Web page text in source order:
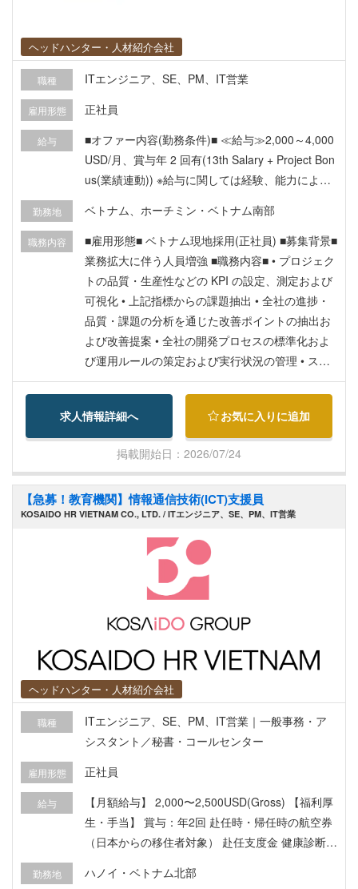
ヘッドハンター・人材紹介会社
職種 ITエンジニア、SE、PM、IT営業
雇用形態 正社員
給与
■オファー内容(勤務条件)■ ≪給与≫2,000～4,000
USD/月、賞与年 2 回有(13th Salary + Project Bon
us(業績連動)) ※給与に関しては経験、能力により
フレックス制度有、交通費支給なし、住宅手当支
給なし、残業代支給なし ・社会保険・健康保険・
失業保険、任意医療保険有(会社にて負担) ・昇給
制度：年 1 回のレビュー有 ・シニアスタッフ・リ
ーダースタッフ向け特別手当：有 ・誕生日会：四
半期で 1 回開催 ・社員旅行：会社の状況により変
更可能性があり ・チームビルディングイベント：
有(毎月) ・家族の冠婚葬祭時のケアプログラム：
有 ■その他■ ・試用期間:3 ヶ月(月収の 100％を支
給) ・面接回数:最大 2 回、面接形式:WEB ・勤務
時間:08:00～17:00(月～金) ・土日祝日、有給休暇
(年間 12 日間) ・企業側からの VISA/WP サポート
有(公証/領事認証、健康診断受診費用は自己負担)
・日本からのフライト代会社側支給
勤務地 ベトナム、ホーチミン・ベトナム南部
職務内容
■雇用形態■ ベトナム現地採用(正社員) ■募集背景■
業務拡大に伴う人員増強 ■職務内容■ • プロジェク
トの品質・生産性などの KPI の設定、測定および
可視化 • 上記指標からの課題抽出 • 全社の進捗・
品質・課題の分析を通じた改善ポイントの抽出お
よび改善提案 • 全社の開発プロセスの標準化およ
び運用ルールの策定および実行状況の管理 • ステ
ークホルダーとの調整・コミュニケーションの強
化 • QC/テスターの品質を引き上げる • 内部監
査・CSS などの実施・対策 • プロジェクト関連ド
キュメントの標準化（議事録、報告書、管理資料
等のテンプレート作成・管理を含む）
求人情報詳細へ お気に入りに追加
掲載開始日：2026/07/24
【急募！教育機関】情報通信技術(ICT)支援員
KOSAIDO HR VIETNAM CO., LTD. / ITエンジニア、SE、PM、IT営業
ヘッドハンター・人材紹介会社
職種
ITエンジニア、SE、PM、IT営業｜一般事務・ア
シスタント／秘書・コールセンター
雇用形態 正社員
給与
【月額給与】 2,000〜2,500USD(Gross) 【福利厚
生・手当】 賞与：年2回 赴任時・帰任時の航空券
（日本からの移住者対象） 赴任支度金 健康診断有
勤務地 ハノイ・ベトナム北部